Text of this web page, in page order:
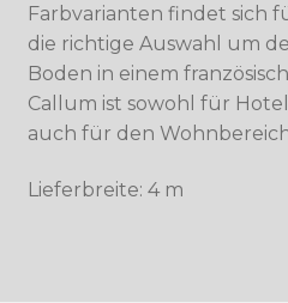
Farbvarianten findet sich
die richtige Auswahl um
Boden in einem
Callum ist sowohl für
auch für den
Lieferbreite: 4 m